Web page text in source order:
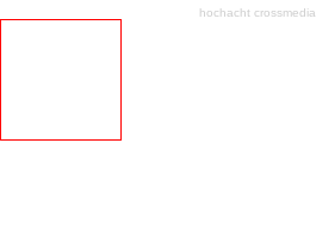
hochacht crossmedia